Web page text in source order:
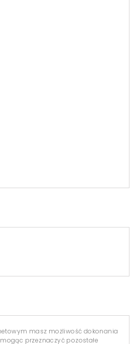
masz możliwość dokonania
przeznaczyć pozostałe